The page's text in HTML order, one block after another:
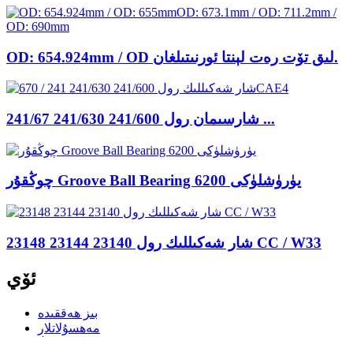
OD: 654.924mm / OD لىق تۆت رەت لېنتا ئورنىتىلغان.
شارسىمان رول 241/600 241/630 241/67 ...
چوڭقۇر Groove Ball Bearing 6200 يۈرۈشلۈكى
شار شەكىللىك رول 23140 23144 23148 ​​CC / W33
ئۆي
بىز ھەققىدە
مەھسۇلاتلار